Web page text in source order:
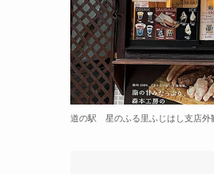
道の駅 星のふる里ふじはし支店外